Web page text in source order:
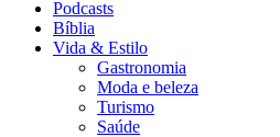
Podcasts
Bíblia
Vida & Estilo
Gastronomia
Moda e beleza
Turismo
Saúde